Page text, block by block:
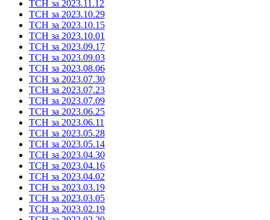
ТСН за 2023.11.12
ТСН за 2023.10.29
ТСН за 2023.10.15
ТСН за 2023.10.01
ТСН за 2023.09.17
ТСН за 2023.09.03
ТСН за 2023.08.06
ТСН за 2023.07.30
ТСН за 2023.07.23
ТСН за 2023.07.09
ТСН за 2023.06.25
ТСН за 2023.06.11
ТСН за 2023.05.28
ТСН за 2023.05.14
ТСН за 2023.04.30
ТСН за 2023.04.16
ТСН за 2023.04.02
ТСН за 2023.03.19
ТСН за 2023.03.05
ТСН за 2023.02.19